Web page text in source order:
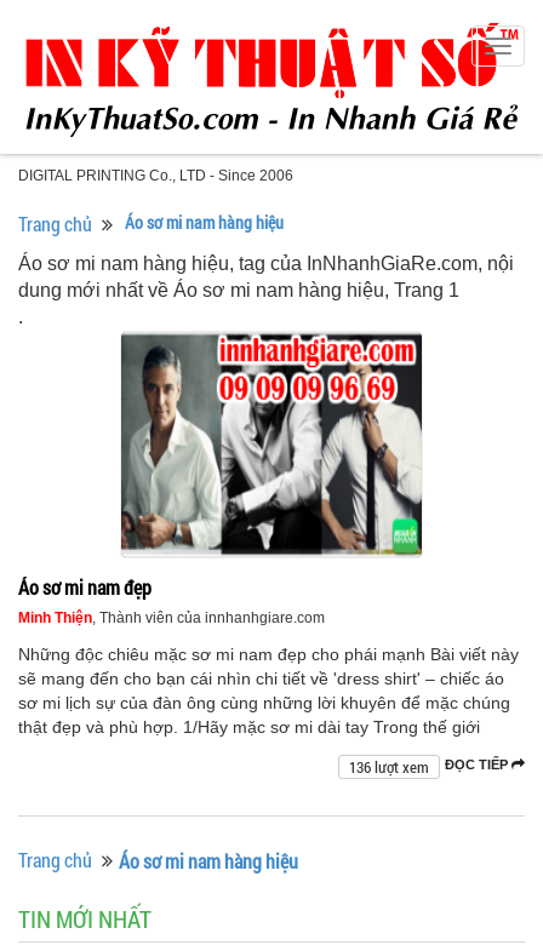
DIGITAL PRINTING Co., LTD - Since 2006
Trang chủ Áo sơ mi nam hàng hiệu
Áo sơ mi nam hàng hiệu, tag của InNhanhGiaRe.com, nội
dung mới nhất về Áo sơ mi nam hàng hiệu, Trang 1
.
Áo sơ mi nam đẹp
Minh Thiện, Thành viên của innhanhgiare.com
Những độc chiêu mặc sơ mi nam đẹp cho phái mạnh Bài viết này
sẽ mang đến cho bạn cái nhìn chi tiết về 'dress shirt' – chiếc áo
sơ mi lịch sự của đàn ông cùng những lời khuyên để mặc chúng
thật đẹp và phù hợp. 1/Hãy mặc sơ mi dài tay Trong thế giới
ĐỌC TIẾP
136 lượt xem
Trang chủ Áo sơ mi nam hàng hiệu
TIN MỚI NHẤT